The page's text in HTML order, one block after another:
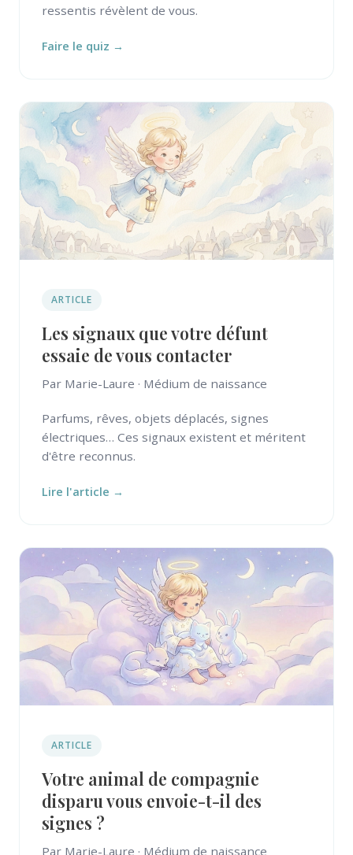
ressentis révèlent de vous.
Faire le quiz →
ARTICLE
Les signaux que votre défunt
essaie de vous contacter
Par Marie-Laure · Médium de naissance
Parfums, rêves, objets déplacés, signes
électriques… Ces signaux existent et méritent
d'être reconnus.
Lire l'article →
ARTICLE
Votre animal de compagnie
disparu vous envoie-t-il des
signes ?
Par Marie-Laure · Médium de naissance